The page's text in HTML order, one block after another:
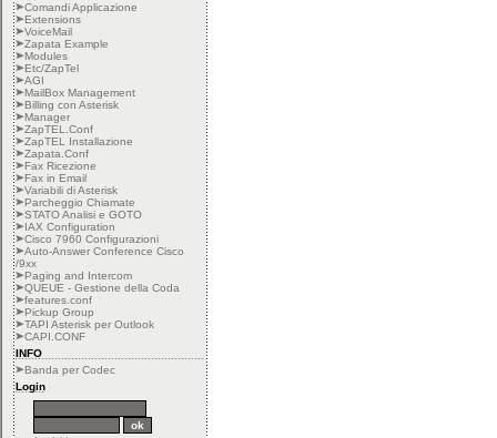
Comandi Applicazione
Extensions
VoiceMail
Zapata Example
Modules
Etc/ZapTel
AGI
MailBox Management
Billing con Asterisk
Manager
ZapTEL.Conf
ZapTEL Installazione
Zapata.Conf
Fax Ricezione
Fax in Email
Variabili di Asterisk
Parcheggio Chiamate
STATO Analisi e GOTO
IAX Configuration
Cisco 7960 Configurazioni
Auto-Answer Conference Cisco
/9xx
Paging and Intercom
QUEUE - Gestione della Coda
features.conf
Pickup Group
TAPI Asterisk per Outlook
CAPI.CONF
INFO
Banda per Codec
Login